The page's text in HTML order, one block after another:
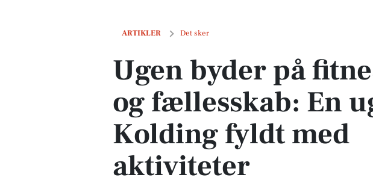
ARTIKLER Det sker
Ugen byder på fitness, film og fællesskab: En uge i Kolding fyldt med
Ugen byder på
og fællesskab: En
Kolding fyldt med
aktiviteter